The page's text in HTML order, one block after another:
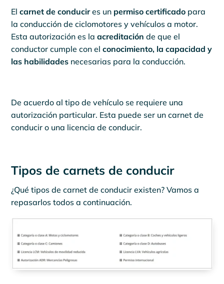
El carnet de conducires un permiso certificado para
la conducción de ciclomotores y vehículos a motor.
Esta autorización es la acreditación de que el
conductor cumple con elconocimiento, la capacidad y
las habilidades necesarias para la conducción.
De acuerdo al tipo de vehículo se requiere una
autorización particular. Esta puede ser un carnet de
conducir o una licencia de conducir.
Tipos de carnets de conducir
¿Qué tipos de carnet de conducir existen? Vamos a
repasarlos todos a continuación.